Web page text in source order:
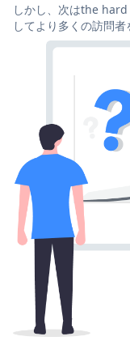
しかし、次はthe
してより多くの訪問